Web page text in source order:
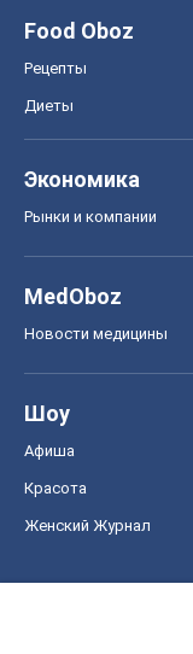
Food Oboz
Рецепты
Диеты
Экономика
Рынки и компании
MedOboz
Новости медицины
Шоу
Афиша
Красота
Женский Журнал